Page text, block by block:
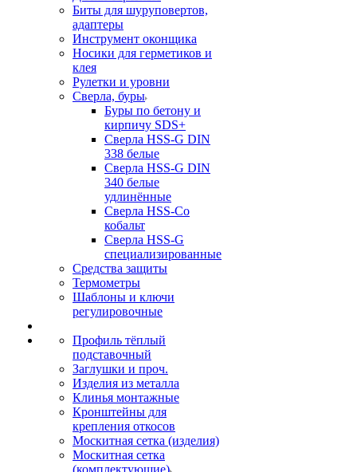
Биты для шуруповертов,
адаптеры
Инструмент оконщика
Носики для герметиков и
клея
Рулетки и уровни
Сверла, буры
Буры по бетону и
кирпичу SDS+
Сверла HSS-G DIN
338 белые
Сверла HSS-G DIN
340 белые
удлинённые
Сверла HSS-Co
кобальт
Сверла HSS-G
специализированные
Средства защиты
Термометры
Шаблоны и ключи
регулировочные
Профиль тёплый
подставочный
Заглушки и проч.
Изделия из металла
Клинья монтажные
Кронштейны для
крепления откосов
Москитная сетка (изделия)
Москитная сетка
(комплектующие)